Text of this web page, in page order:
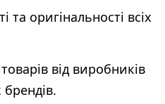
та оригінальності всіх
від виробників